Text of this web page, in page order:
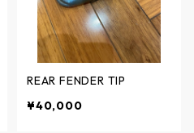
REAR FENDER TIP
¥40,000